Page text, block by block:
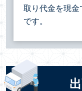
取り代金を現金
です。